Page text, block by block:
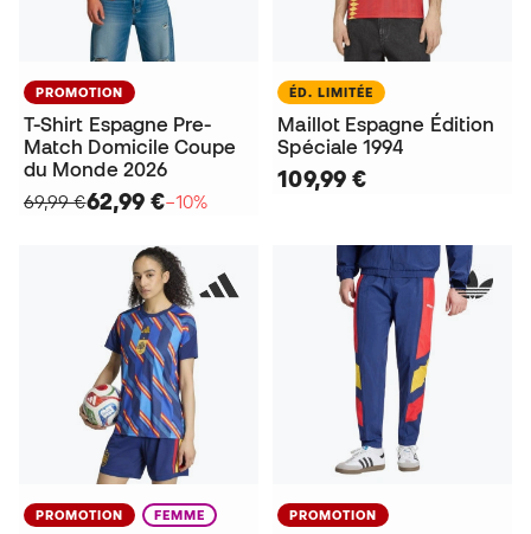
PROMOTION
T-Shirt Espagne Pre-
Match Domicile Coupe
du Monde 2026
69,99 €62,99 €−10%
ÉD. LIMITÉE
Maillot Espagne Édition
Spéciale 1994
109,99 €
PROMOTION FEMME PROMOTION